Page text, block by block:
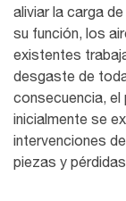
aliviar la carga
su función, los
existentes
desgaste de
consecuencia, el
inicialmente se
intervenciones
piezas y